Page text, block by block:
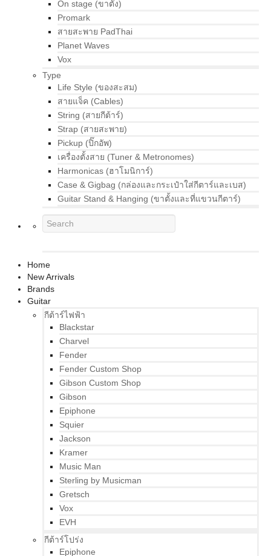
On stage (ขาตั้ง)
Promark
สายสะพาย PadThai
Planet Waves
Vox
Type
Life Style (ของสะสม)
สายแจ็ค (Cables)
String (สายกีต้าร์)
Strap (สายสะพาย)
Pickup (ปิ๊กอัพ)
เครื่องตั้งสาย (Tuner & Metronomes)
Harmonicas (ฮาโมนิการ์)
Case & Gigbag (กล่องและกระเป๋าใส่กีตาร์และเบส)
Guitar Stand & Hanging (ขาตั้งและที่แขวนกีตาร์)
Home
New Arrivals
Brands
Guitar
กีต้าร์ไฟฟ้า
Blackstar
Charvel
Fender
Fender Custom Shop
Gibson Custom Shop
Gibson
Epiphone
Squier
Jackson
Kramer
Music Man
Sterling by Musicman
Gretsch
Vox
EVH
กีต้าร์โปร่ง
Epiphone